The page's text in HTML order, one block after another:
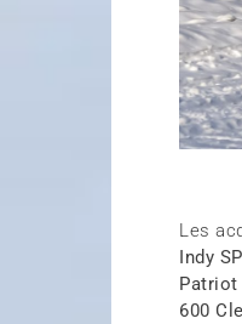
Les
Indy
Patriot
600